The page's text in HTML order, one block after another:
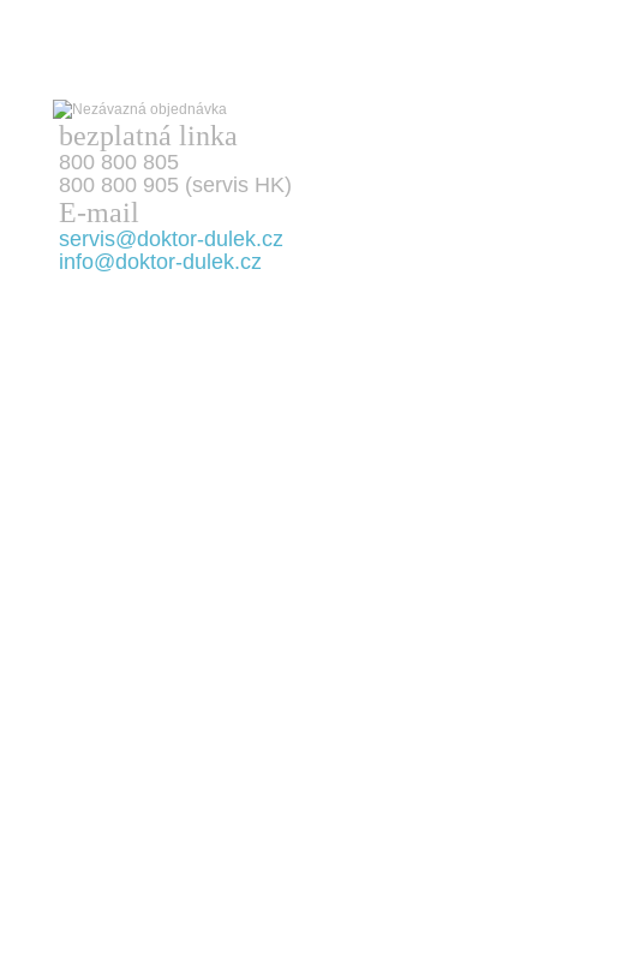
bezplatná linka
800 800 805
800 800 905 (servis HK)
E-mail
servis@doktor-dulek.cz
info@doktor-dulek.cz